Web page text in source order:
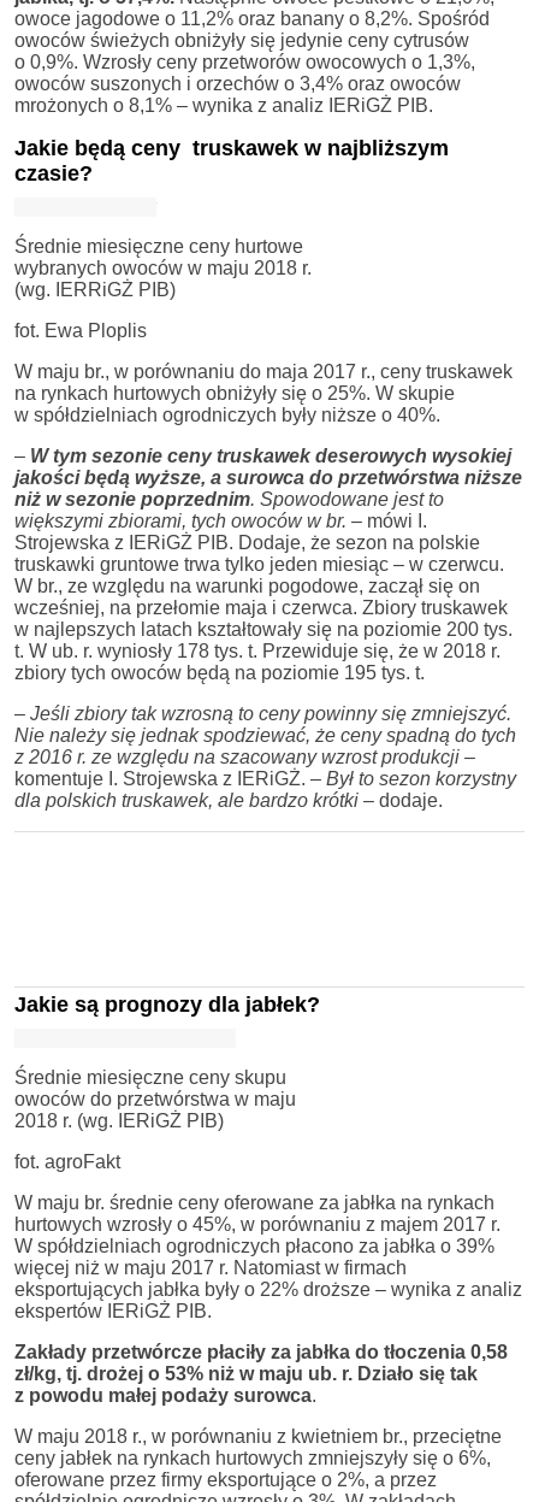
owoce jagodowe o 11,2% oraz banany o 8,2%. Spośród
owoców świeżych obniżyły się jedynie ceny cytrusów
o 0,9%. Wzrosły ceny przetworów owocowych o 1,3%,
owoców suszonych i orzechów o 3,4% oraz owoców
mrożonych o 8,1% – wynika z analiz IERiGŻ PIB.
Jakie będą ceny truskawek w najbliższym
czasie?
Średnie miesięczne ceny hurtowe
wybranych owoców w maju 2018 r.
(wg. IERRiGŻ PIB)
fot. Ewa Ploplis
W maju br., w porównaniu do maja 2017 r., ceny truskawek
na rynkach hurtowych obniżyły się o 25%. W skupie
w spółdzielniach ogrodniczych były niższe o 40%.
– W tym sezonie ceny truskawek deserowych wysokiej
jakości będą wyższe, a surowca do przetwórstwa niższe
niż w sezonie poprzednim. Spowodowane jest to
większymi zbiorami, tych owoców w br. – mówi I.
Strojewska z IERiGŻ PIB. Dodaje, że sezon na polskie
truskawki gruntowe trwa tylko jeden miesiąc – w czerwcu.
W br., ze względu na warunki pogodowe, zaczął się on
wcześniej, na przełomie maja i czerwca. Zbiory truskawek
w najlepszych latach kształtowały się na poziomie 200 tys.
t. W ub. r. wyniosły 178 tys. t. Przewiduje się, że w 2018 r.
zbiory tych owoców będą na poziomie 195 tys. t.
– Jeśli zbiory tak wzrosną to ceny powinny się zmniejszyć.
Nie należy się jednak spodziewać, że ceny spadną do tych
z 2016 r. ze względu na szacowany wzrost produkcji –
komentuje I. Strojewska z IERiGŻ. – Był to sezon korzystny
dla polskich truskawek, ale bardzo krótki – dodaje.
Jakie są prognozy dla jabłek?
Średnie miesięczne ceny skupu
owoców do przetwórstwa w maju
2018 r. (wg. IERiGŻ PIB)
fot. agroFakt
W maju br. średnie ceny oferowane za jabłka na rynkach
hurtowych wzrosły o 45%, w porównaniu z majem 2017 r.
W spółdzielniach ogrodniczych płacono za jabłka o 39%
więcej niż w maju 2017 r. Natomiast w firmach
eksportujących jabłka były o 22% droższe – wynika z analiz
ekspertów IERiGŻ PIB.
Zakłady przetwórcze płaciły za jabłka do tłoczenia 0,58
zł/kg, tj. drożej o 53% niż w maju ub. r. Działo się tak
z powodu małej podaży surowca.
W maju 2018 r., w porównaniu z kwietniem br., przeciętne
ceny jabłek na rynkach hurtowych zmniejszyły się o 6%,
oferowane przez firmy eksportujące o 2%, a przez